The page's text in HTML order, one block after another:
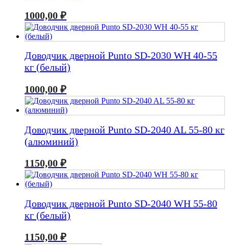
1000,00 ₽
Доводчик дверной Punto SD-2030 WH 40-55
кг (белый)
1000,00 ₽
Доводчик дверной Punto SD-2040 AL 55-80 кг
(алюминий)
1150,00 ₽
Доводчик дверной Punto SD-2040 WH 55-80
кг (белый)
1150,00 ₽